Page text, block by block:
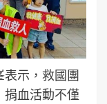
示，救國團
捐血活動不僅